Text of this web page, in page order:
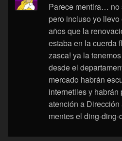
Parece mentira… no
pero incluso yo
años que la
estaba en la cuerda
zasca! ya la
desde el
mercado habrán
internetiles y
atención a
mentes el ding-